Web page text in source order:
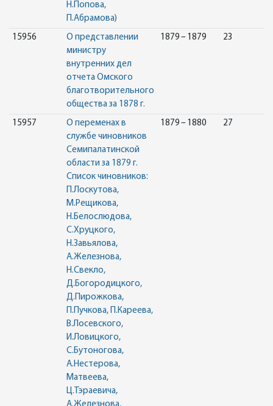
Н.Попова,
П.Абрамова)
15956
О представлении
министру
внутренних дел
отчета Омского
благотворительного
общества за 1878 г.
1879 – 1879 23
15957
О переменах в
службе чиновников
Семипалатинской
области за 1879 г.
Список чиновников:
П.Лоскутова,
М.Рещикова,
Н.Белослюдова,
С.Хруцкого,
Н.Завьялова,
А.Железнова,
Н.Свекло,
Д.Богородицкого,
Д.Пирожкова,
П.Пучкова, П.Кареева,
В.Лосевского,
И.Ловицкого,
С.Бутоногова,
А.Нестерова,
Матвеева,
Ц.Тэраевича,
1879 – 1880 27